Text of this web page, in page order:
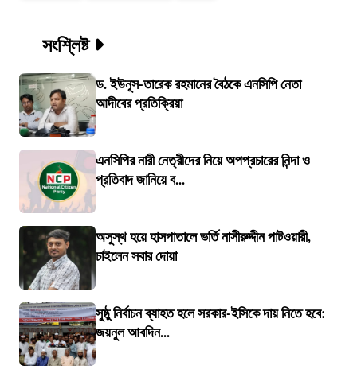
সংশ্লিষ্ট
ড. ইউনূস-তারেক রহমানের বৈঠকে এনসিপি নেতা
আদীবের প্রতিক্রিয়া
এনসিপির নারী নেত্রীদের নিয়ে অপপ্রচারের নিন্দা ও
প্রতিবাদ জানিয়ে ব...
অসুস্থ হয়ে হাসপাতালে ভর্তি নাসীরুদ্দীন পাটওয়ারী,
চাইলেন সবার দোয়া
সুষ্ঠু নির্বাচন ব্যাহত হলে সরকার-ইসিকে দায় নিতে হবে:
জয়নুল আবদিন...